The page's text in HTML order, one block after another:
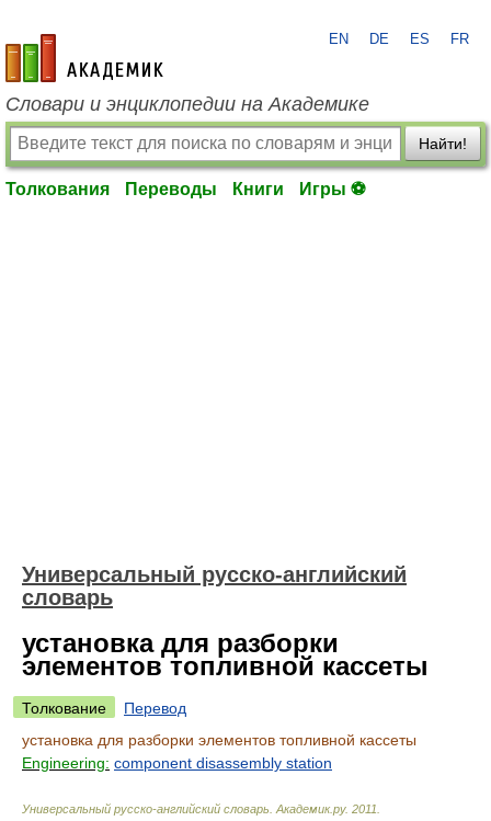
academic.ru
EN DE ES FR
Словари и энциклопедии на Академике
Найти!
Толкования Переводы Книги Игры ⚽
Универсальный русско-английский
словарь
установка для разборки
элементов топливной кассеты
Толкование
Перевод
установка для разборки элементов топливной кассеты
Engineering: component disassembly station
Универсальный русско-английский словарь Академик.ру. 2011